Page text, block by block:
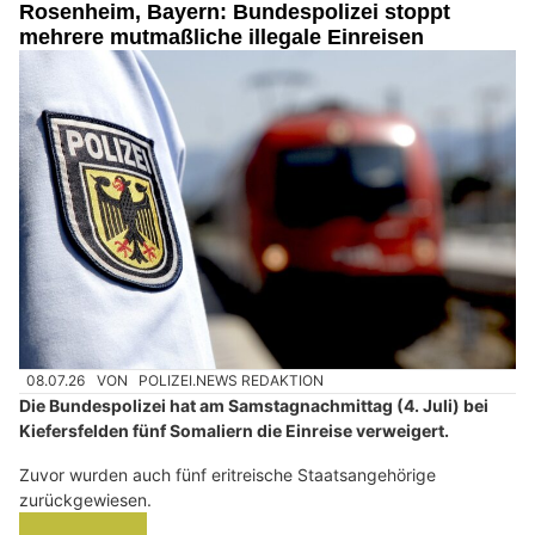
Rosenheim, Bayern: Bundespolizei stoppt
mehrere mutmaßliche illegale Einreisen
08.07.26 VON POLIZEI.NEWS REDAKTION
Die Bundespolizei hat am Samstagnachmittag (4. Juli) bei
Kiefersfelden fünf Somaliern die Einreise verweigert.
Zuvor wurden auch fünf eritreische Staatsangehörige
zurückgewiesen.